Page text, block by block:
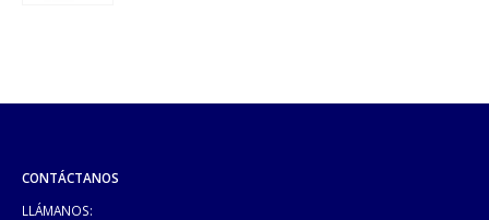
CONTÁCTANOS
LLÁMANOS: